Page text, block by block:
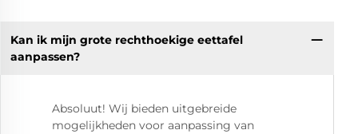
Kan ik mijn grote rechthoekige eettafel
aanpassen?
Absoluut! Wij bieden uitgebreide
mogelijkheden voor aanpassing van